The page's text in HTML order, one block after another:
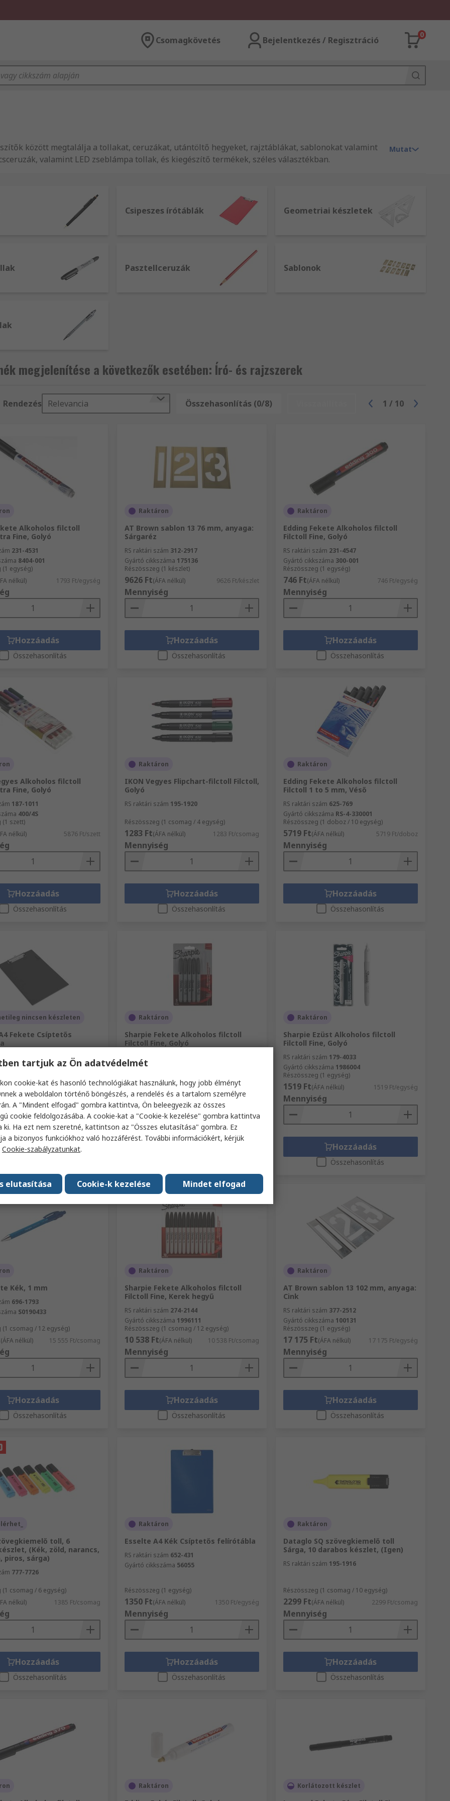
Csomagkövetés Bejelentkezés / Regisztráció
0
között megtalálja a tollakat, ceruzákat, utántöltő hegyeket, rajztáblákat, sablonokat valamint
valamint LED zseblámpa tollak, és kiegészítő termékek, széles választékban.
Mutat
Csipeszes írótáblák Geometriai készletek
Pasztellceruzák Sablonok
megjelenítése a következők esetében: Író- és rajzszerek
Rendezés Relevancia Összehasonlítás (0/8) 1 / 10
Alkoholos filctoll
Fine, Golyó
231-4531
8404-001
(1 egység)
nélkül) 1793 Ft/egység
Hozzáadás
Összehasonlítás
Raktáron
AT Brown sablon 13 76 mm, anyaga:
Sárgaréz
RS raktári szám 312-2917
Gyártó cikkszáma 175136
Részösszeg (1 készlet)
9626 Ft(ÁFA nélkül) 9626 Ft/készlet
Mennyiség
Hozzáadás
Összehasonlítás
Raktáron
Edding Fekete Alkoholos filctoll
Filctoll Fine, Golyó
RS raktári szám 231-4547
Gyártó cikkszáma 300-001
Részösszeg (1 egység)
746 Ft(ÁFA nélkül) 746 Ft/egység
Mennyiség
Hozzáadás
Összehasonlítás
Alkoholos filctoll
Fine, Golyó
187-1011
400/4S
(1 szett)
nélkül) 5876 Ft/szett
Hozzáadás
Összehasonlítás
Raktáron
IKON Vegyes Flipchart-filctoll Filctoll,
Golyó
RS raktári szám 195-1920
Részösszeg (1 csomag / 4 egység)
1283 Ft(ÁFA nélkül) 1283 Ft/csomag
Mennyiség
Hozzáadás
Összehasonlítás
Raktáron
Edding Fekete Alkoholos filctoll
Filctoll 1 to 5 mm, Véső
RS raktári szám 625-769
Gyártó cikkszáma RS-4-330001
Részösszeg (1 doboz / 10 egység)
5719 Ft(ÁFA nélkül) 5719 Ft/doboz
Mennyiség
Hozzáadás
Összehasonlítás
nincsen készleten
Fekete Csíptetős
VSTCB0B3
nélkül) 1088 Ft/egység
Hozzáadás
Raktáron
Sharpie Fekete Alkoholos filctoll
Filctoll Fine, Golyó
Gyártó cikkszáma
4534 Ft(ÁFA nélkül) 4534 Ft/csomag
Mennyiség
Raktáron
Sharpie Ezüst Alkoholos filctoll
Filctoll Fine, Golyó
RS raktári szám 179-4033
Gyártó cikkszáma 1986004
Részösszeg (1 egység)
1519 Ft(ÁFA nélkül) 1519 Ft/egység
Mennyiség
Hozzáadás
Összehasonlítás
Kék, 1 mm
696-1793
S0190433
(1 csomag / 12 egység)
(ÁFA nélkül) 15 555 Ft/csomag
Hozzáadás
Összehasonlítás
Raktáron
Sharpie Fekete Alkoholos filctoll
Filctoll Fine, Kerek hegyű
RS raktári szám 274-2144
Gyártó cikkszáma 1996111
Részösszeg (1 csomag / 12 egység)
10 538 Ft(ÁFA nélkül) 10 538 Ft/csomag
Mennyiség
Hozzáadás
Összehasonlítás
Raktáron
AT Brown sablon 13 102 mm, anyaga:
Cink
RS raktári szám 377-2512
Gyártó cikkszáma 100131
Részösszeg (1 egység)
17 175 Ft(ÁFA nélkül) 17 175 Ft/egység
Mennyiség
Hozzáadás
Összehasonlítás
toll, 6
(Kék, zöld, narancs,
piros, sárga)
777-7726
(1 csomag / 6 egység)
nélkül) 1385 Ft/csomag
Hozzáadás
Összehasonlítás
Raktáron
Esselte A4 Kék Csíptetős felírótábla
RS raktári szám 652-431
Gyártó cikkszáma 56055
Részösszeg (1 egység)
1350 Ft(ÁFA nélkül) 1350 Ft/egység
Mennyiség
Hozzáadás
Összehasonlítás
Raktáron
Dataglo SQ szövegkiemelő toll
Sárga, 10 darabos készlet, (Igen)
RS raktári szám 195-1916
Részösszeg (1 csomag / 10 egység)
2299 Ft(ÁFA nélkül) 2299 Ft/csomag
Mennyiség
Hozzáadás
Összehasonlítás
Raktáron Korlátozott készlet
tartjuk az Ön adatvédelmét
cookie-kat és hasonló technológiákat használunk, hogy jobb élményt
a weboldalon történő böngészés, a rendelés és a tartalom személyre
A "Mindent elfogad" gombra kattintva, Ön beleegyezik az összes
cookie feldolgozásába. A cookie-kat a "Cookie-k kezelése" gombra kattintva
ki. Ha ezt nem szeretné, kattintson az "Összes elutasítása" gombra. Ez
a bizonyos funkciókhoz való hozzáférést. További információkért, kérjük
Cookie-szabályzatunkat.
Mindet elfogad
Cookie-k kezelése
elutasítása